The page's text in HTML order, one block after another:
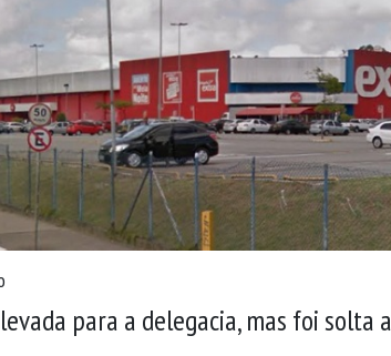
para a delegacia, mas foi solta